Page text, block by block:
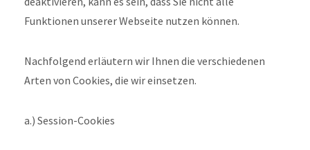
Funktionen unserer Webseite nutzen können.
Nachfolgend erläutern wir Ihnen die verschiedenen
Arten von Cookies, die wir einsetzen.
a.) Session-Cookies